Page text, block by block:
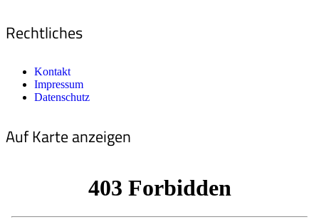
Rechtliches
Kontakt
Impressum
Datenschutz
Auf Karte anzeigen